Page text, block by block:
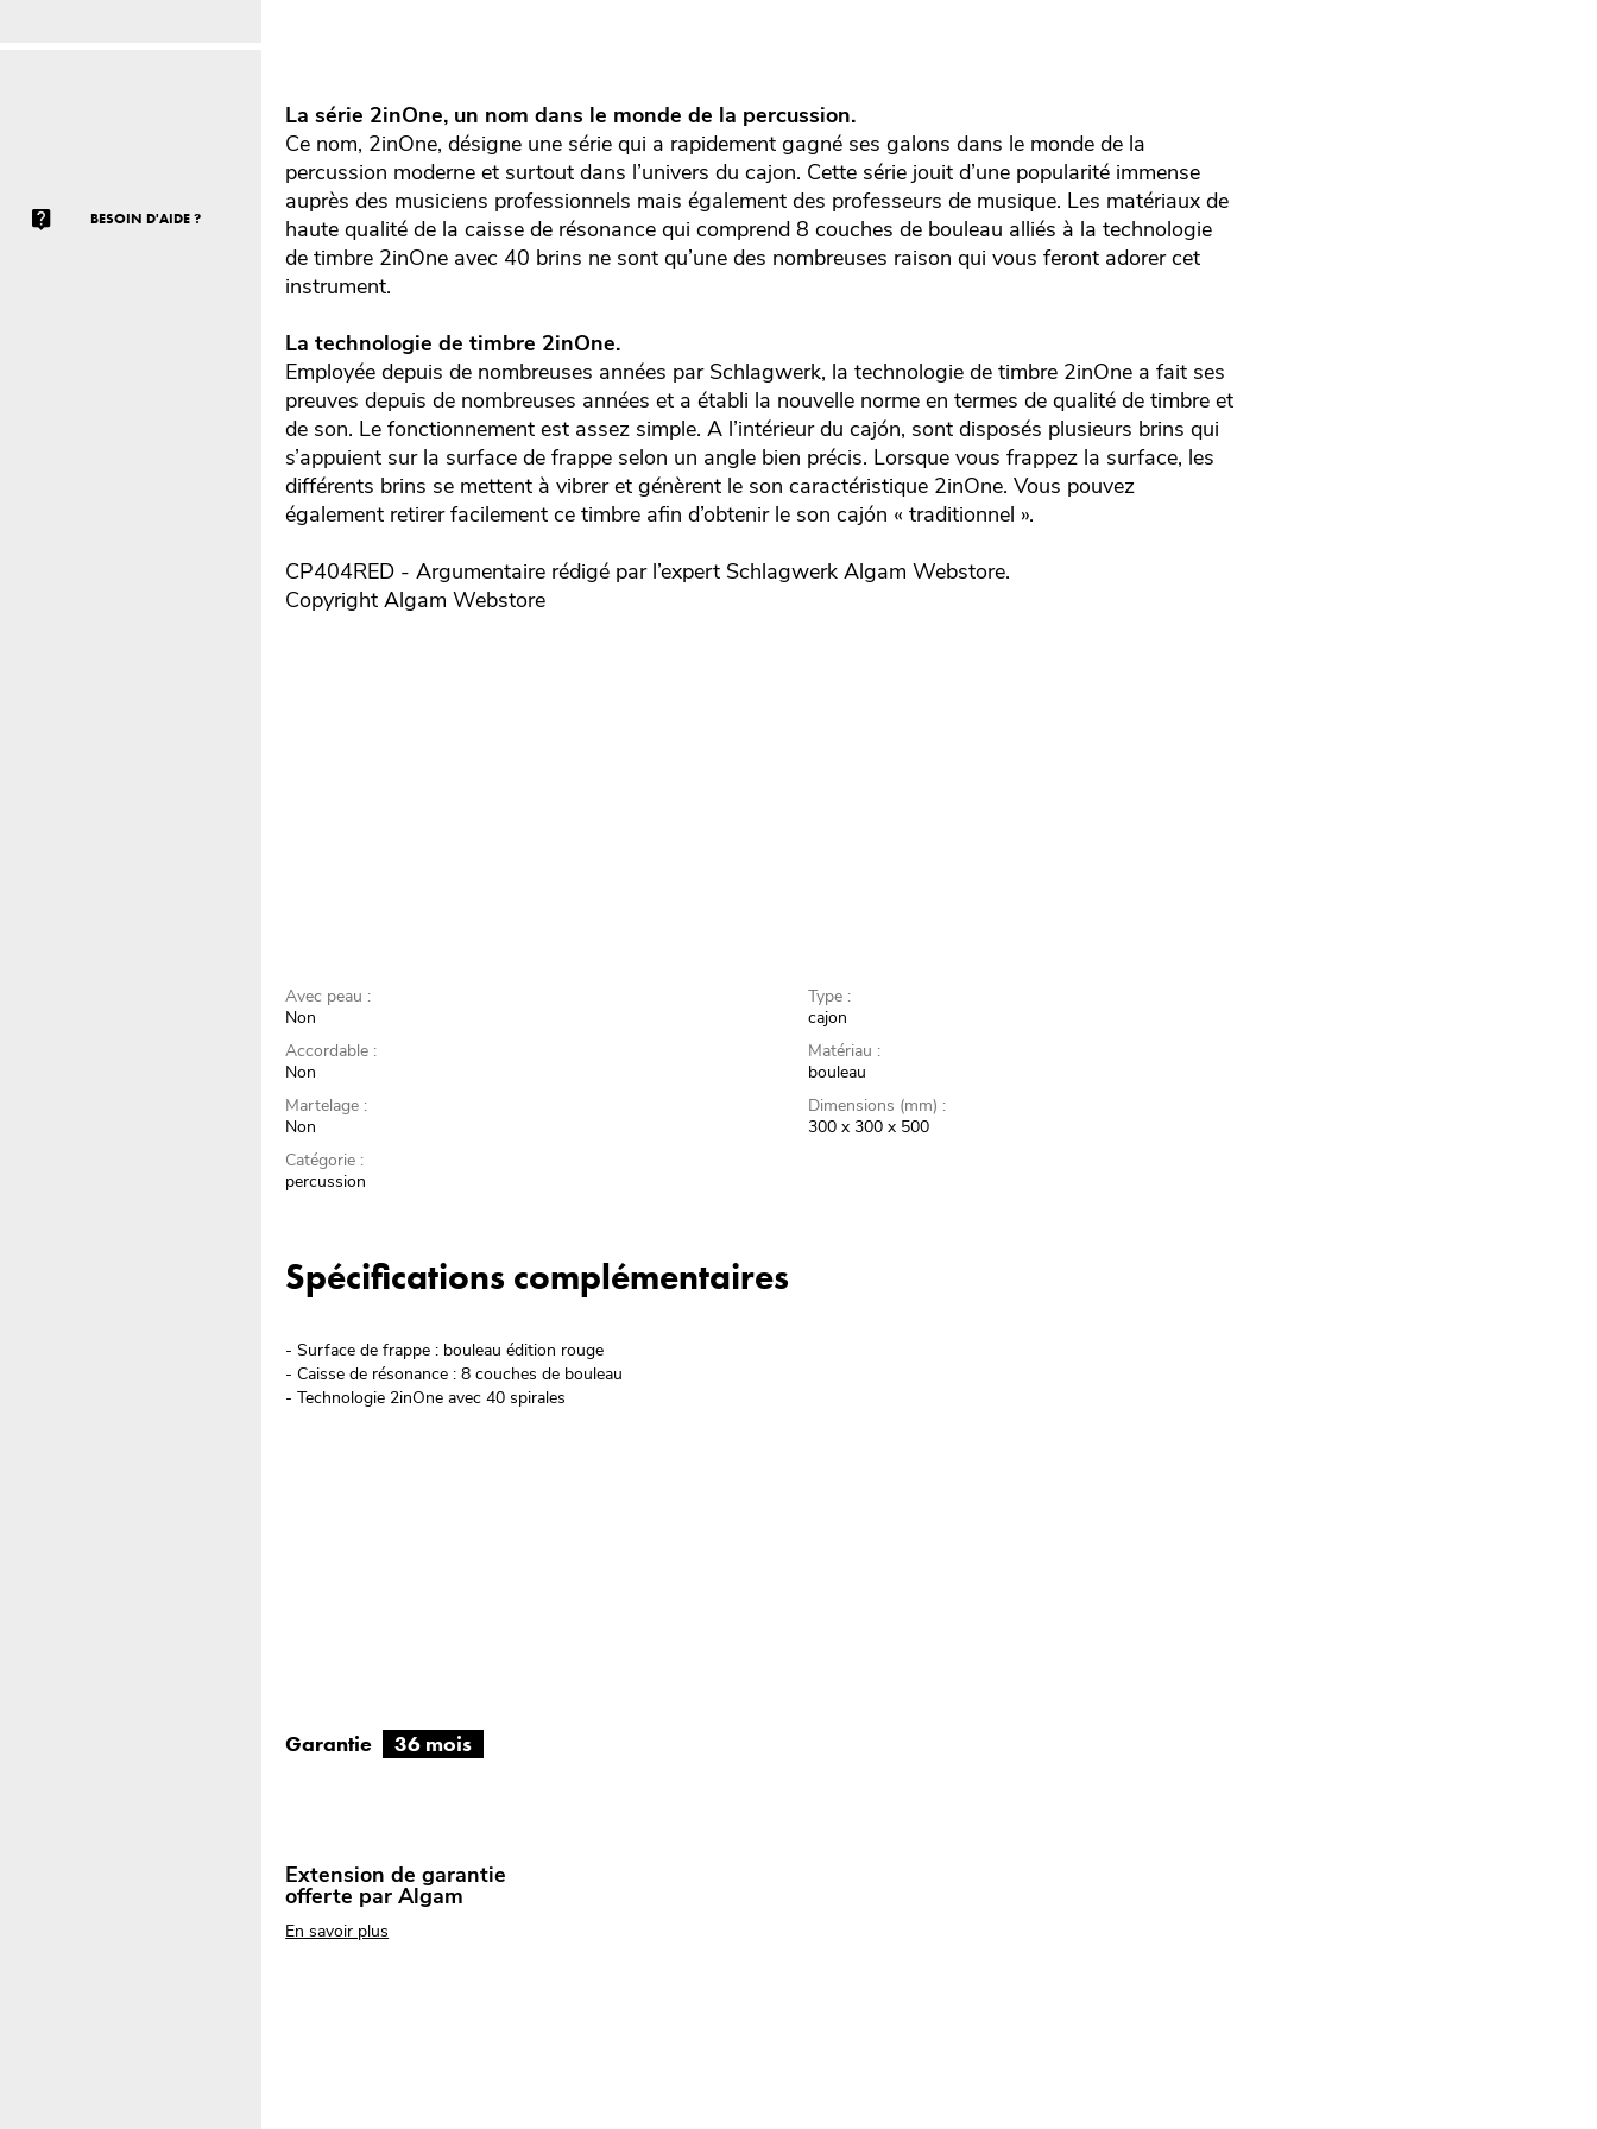
BESOIN D'AIDE ?
La série 2inOne, un nom dans le monde de la percussion.
Ce nom, 2inOne, désigne une série qui a rapidement gagné ses galons dans le monde de la
percussion moderne et surtout dans l’univers du cajon. Cette série jouit d’une popularité immense
auprès des musiciens professionnels mais également des professeurs de musique. Les matériaux de
haute qualité de la caisse de résonance qui comprend 8 couches de bouleau alliés à la technologie
de timbre 2inOne avec 40 brins ne sont qu’une des nombreuses raison qui vous feront adorer cet
instrument.
La technologie de timbre 2inOne.
Employée depuis de nombreuses années par Schlagwerk, la technologie de timbre 2inOne a fait ses
preuves depuis de nombreuses années et a établi la nouvelle norme en termes de qualité de timbre et
de son. Le fonctionnement est assez simple. A l’intérieur du cajón, sont disposés plusieurs brins qui
s’appuient sur la surface de frappe selon un angle bien précis. Lorsque vous frappez la surface, les
différents brins se mettent à vibrer et génèrent le son caractéristique 2inOne. Vous pouvez
également retirer facilement ce timbre afin d’obtenir le son cajón « traditionnel ».
CP404RED - Argumentaire rédigé par l’expert Schlagwerk Algam Webstore.
Copyright Algam Webstore
Avec peau :
Non
Accordable :
Non
Martelage :
Non
Catégorie :
percussion
Type :
cajon
Matériau :
bouleau
Dimensions (mm) :
300 x 300 x 500
Spécifications complémentaires
- Surface de frappe : bouleau édition rouge
- Caisse de résonance : 8 couches de bouleau
- Technologie 2inOne avec 40 spirales
Garantie 36 mois
Extension de garantie
offerte par Algam
En savoir plus